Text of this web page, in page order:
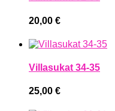
20,00 €
Villasukat 34-35
25,00 €